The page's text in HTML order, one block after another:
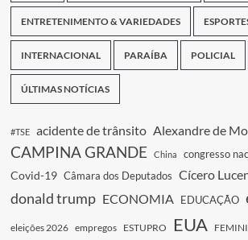
ENTRETENIMENTO & VARIEDADES
INTERNACIONAL PARAÍBA POLICIAL
ÚLTIMAS NOTÍCIAS
#TSE acidente de trânsito Alexandre de
CAMPINA GRANDE China congresso
Covid-19 Câmara dos Deputados Cícero
donald trump ECONOMIA EDUCAÇÃO
eleições 2026 empregos ESTUPRO EUA